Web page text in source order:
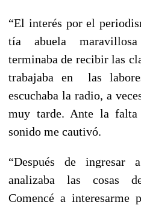
“El interés por el
tía abuela
terminaba de recibir las
trabajaba en las
escuchaba la radio, a
muy tarde. Ante la
sonido me cautivó.
“Después de ingresar
analizaba las cosas
Comencé a interesarme